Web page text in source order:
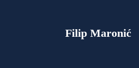
Filip Maronić